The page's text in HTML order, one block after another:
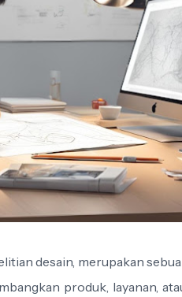
desain, merupakan
produk, layanan,